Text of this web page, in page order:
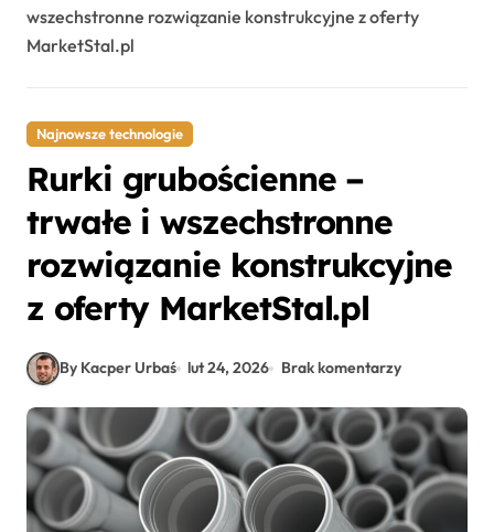
wszechstronne rozwiązanie konstrukcyjne z oferty
MarketStal.pl
Najnowsze technologie
Rurki grubościenne –
trwałe i wszechstronne
rozwiązanie konstrukcyjne
z oferty MarketStal.pl
By Kacper Urbaś lut 24, 2026 Brak komentarzy